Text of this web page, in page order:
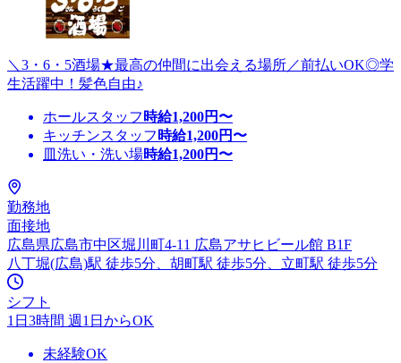
＼3・6・5酒場★最高の仲間に出会える場所／前払いOK◎学
生活躍中！髪色自由♪
ホールスタッフ 時給1,200円〜
キッチンスタッフ 時給1,200円〜
皿洗い・洗い場時給1,200円〜
勤務地
面接地
広島県広島市中区堀川町4-11 広島アサヒビール館 B1F
八丁堀(広島)駅 徒歩5分、胡町駅 徒歩5分、立町駅 徒歩5分
シフト
1日3時間 週1日からOK
未経験OK